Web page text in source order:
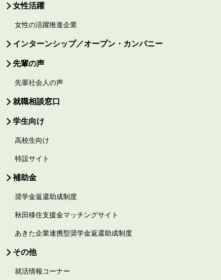
女性活躍
女性の活躍推進企業
インターンシップ／オープン・カンパニー
先輩の声
先輩社会人の声
就職相談窓口
学生向け
高校生向け
特設サイト
補助金
奨学金返還助成制度
秋田移住支援金マッチングサイト
あきた企業連携型奨学金返還助成制度
その他
就活情報コーナー